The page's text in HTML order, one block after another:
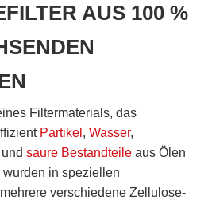
AUS 100 %
Filtermaterials, das
Partikel , Wasser,
saure Bestandteileaus Ölen
in speziellen
verschiedene Zellulose-